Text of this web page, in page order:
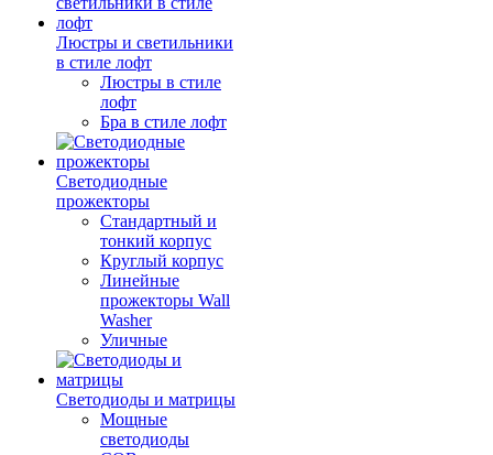
Люстры и светильники
в стиле лофт
Люстры в стиле
лофт
Бра в стиле лофт
Светодиодные
прожекторы
Стандартный и
тонкий корпус
Круглый корпус
Линейные
прожекторы Wall
Washer
Уличные
Светодиоды и матрицы
Мощные
светодиоды